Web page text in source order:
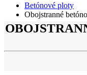
Betónové ploty
Obojstranné